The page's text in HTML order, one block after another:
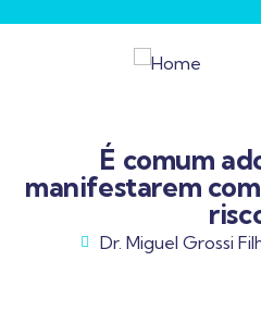
É comum
manifestarem
Dr. Miguel Grossi